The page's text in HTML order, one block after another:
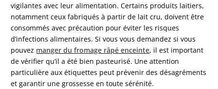
vigilantes avec leur alimentation. Certains produits laitiers,
notamment ceux fabriqués à partir de lait cru, doivent être
consommés avec précaution pour éviter les risques
d’infections alimentaires. Si vous vous demandez si vous
pouvez manger du fromage râpé enceinte, il est important
de vérifier qu’il a été bien pasteurisé. Une attention
particulière aux étiquettes peut prévenir des désagréments
et garantir une grossesse en toute sérénité.